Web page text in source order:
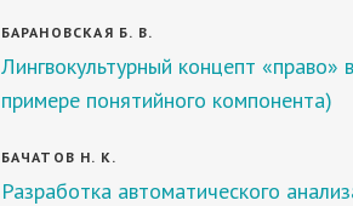
БАРАНОВСКАЯ Б. В.
Лингвокультурный концепт
примере понятийного компонента)
БАЧАТОВ Н. К.
Разработка автоматического